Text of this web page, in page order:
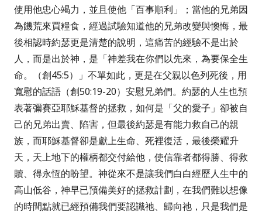
使用他忠心竭力，並且使他「百事順利」；當他的兄弟因
為饑荒來買糧食，經過試驗知道他的兄弟改變與懊悔，最
後相認時約瑟更是清楚的說明，這痛苦的經驗不是出於
人，而是出於神，是 「神差我在你們以先來，為要保全生
命。（創45:5）」 不單如此，更是在父親以色列死後，用
寬慰的話語（創50:19-20）安慰兄弟們。約瑟的人生也預
表著彌賽亞耶穌基督的拯救，如何是「父的愛子」卻被自
己的兄弟出賣、陷害，但最後約瑟是有能力救自己的親
族，而耶穌基督卻是獻上生命、死裡復活，最後榮耀升
天，天上地下的權柄都交付給他，使信靠者都得勝、得救
贖、得永恆的盼望。神從來不是讓我們白白經歷人生中的
高山低谷，神早已預備美好的拯救計劃，在我們難以想像
的時間點就已經預備我們要認識祂、歸向祂，只是我們是